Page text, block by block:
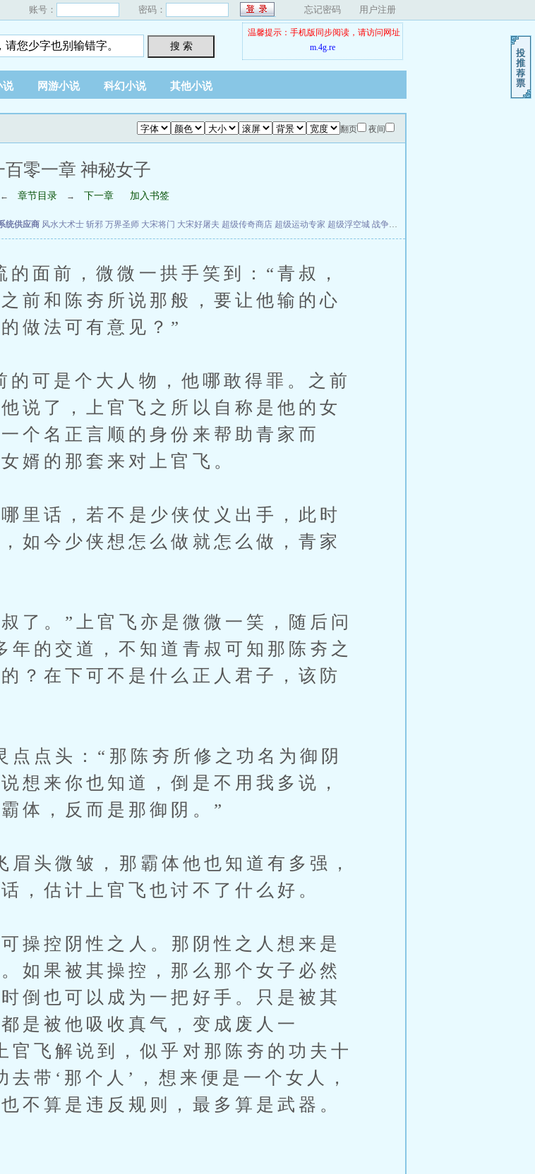
账号： 密码： 忘记密码 用户注册
搜 索
温馨提示：手机版同步阅读，请访问网址
m.4g.re
说 网游小说 科幻小说 其他小说
翻页 夜间
百零一章 神秘女子
← 章节目录 → 下一章 加入书签
统供应商 风水大术士 斩邪 万界圣师 大宋将门 大宋好屠夫 超级传奇商店 超级运动专家 超级浮空城 战争天堂
面前，微微一拱手笑到：“青叔，
前和陈夯所说那般，要让他输的心
做法可有意见？”
可是个大人物，他哪敢得罪。之前
说了，上官飞之所以自称是他的女
个名正言顺的身份来帮助青家而
婿的那套来对上官飞。
话，若不是少侠仗义出手，此时
如今少侠想怎么做就怎么做，青家
。”上官飞亦是微微一笑，随后问
年的交道，不知道青叔可知那陈夯之
？在下可不是什么正人君子，该防
点头：“那陈夯所修之功名为御阴
想来你也知道，倒是不用我多说，
体，反而是那御阴。”
头微皱，那霸体他也知道有多强，
，估计上官飞也讨不了什么好。
控阴性之人。那阴性之人想来是
如果被其操控，那么那个女子必然
倒也可以成为一把好手。只是被其
是被他吸收真气，变成废人一
官飞解说到，似乎对那陈夯的功夫十
带‘那个人’，想来便是一个女人，
不算是违反规则，最多算是武器。